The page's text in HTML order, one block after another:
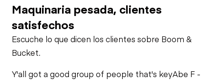
Cooling System
Leaks
Limited Function
Check
Maquinaria pesada, clientes
satisfechos
Escuche lo que dicen los clientes sobre Boom &
Bucket.
Y'all got a good group of people that's keyAbe F -